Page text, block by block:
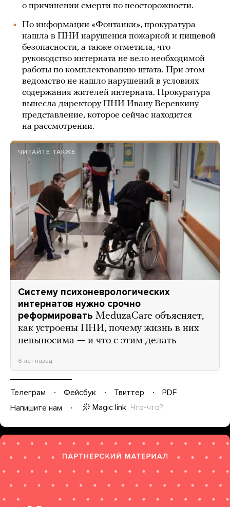
о причинении смерти по неосторожности.
По информации «Фонтанки», прокуратура
нашла в ПНИ нарушения пожарной и пищевой
безопасности, а также отметила, что
руководство интерната не вело необходимой
работы по комплектованию штата. При этом
ведомство не нашло нарушений в условиях
содержания жителей интерната. Прокуратура
вынесла директору ПНИ Ивану Веревкину
представление, которое сейчас находится
на рассмотрении.
ЧИТАЙТЕ ТАКЖЕ
Систему психоневрологических
интернатов нужно срочно
реформировать MeduzaCare объясняет,
как устроены ПНИ, почему жизнь в них
невыносима — и что с этим делать
6 лет назад
Телеграм Фейсбук Твиттер
PDF
Напишите нам
Magic link Что-что?